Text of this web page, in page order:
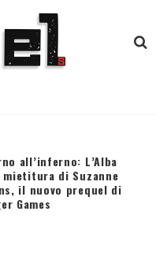
all’inferno: L’Alba
mietitura di Suzanne
il nuovo prequel di
Games